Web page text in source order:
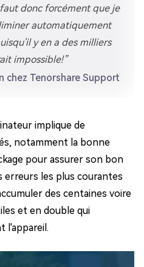
donc forcément que je
automatiquement
y en a des milliers
impossible!”
chez Tenorshare Support
implique de
notamment la bonne
pour assurer son bon
les plus courantes
des centaines voire
et en double qui
l'appareil.